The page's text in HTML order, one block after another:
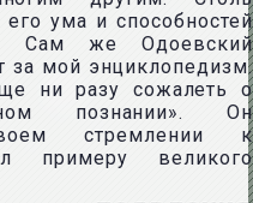
его ума и способностей
Сам же Одоевский
за мой энциклопедизм.
ни разу сожалеть о
познании». Он
стремлении к
примеру великого